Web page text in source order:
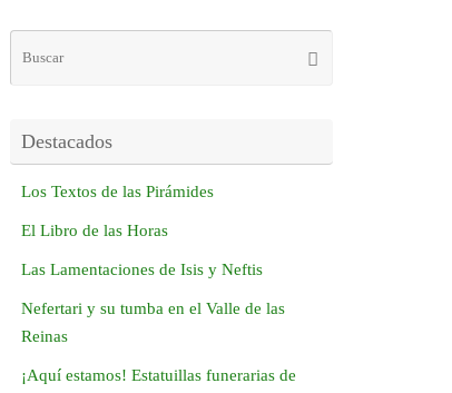
Destacados
Los Textos de las Pirámides
El Libro de las Horas
Las Lamentaciones de Isis y Neftis
Nefertari y su tumba en el Valle de las
Reinas
¡Aquí estamos! Estatuillas funerarias de